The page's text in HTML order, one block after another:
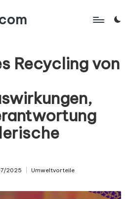
Recycling von
2025
Posted
Umweltvorteile